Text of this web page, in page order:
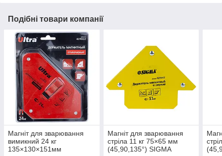
Подібні товари компанії
Магніт для зварювання
вимикний 24 кг
135×130×151мм
Магніт для зварювання
стріла 11 кг 75×65 мм
(45,90,135°) SIGMA